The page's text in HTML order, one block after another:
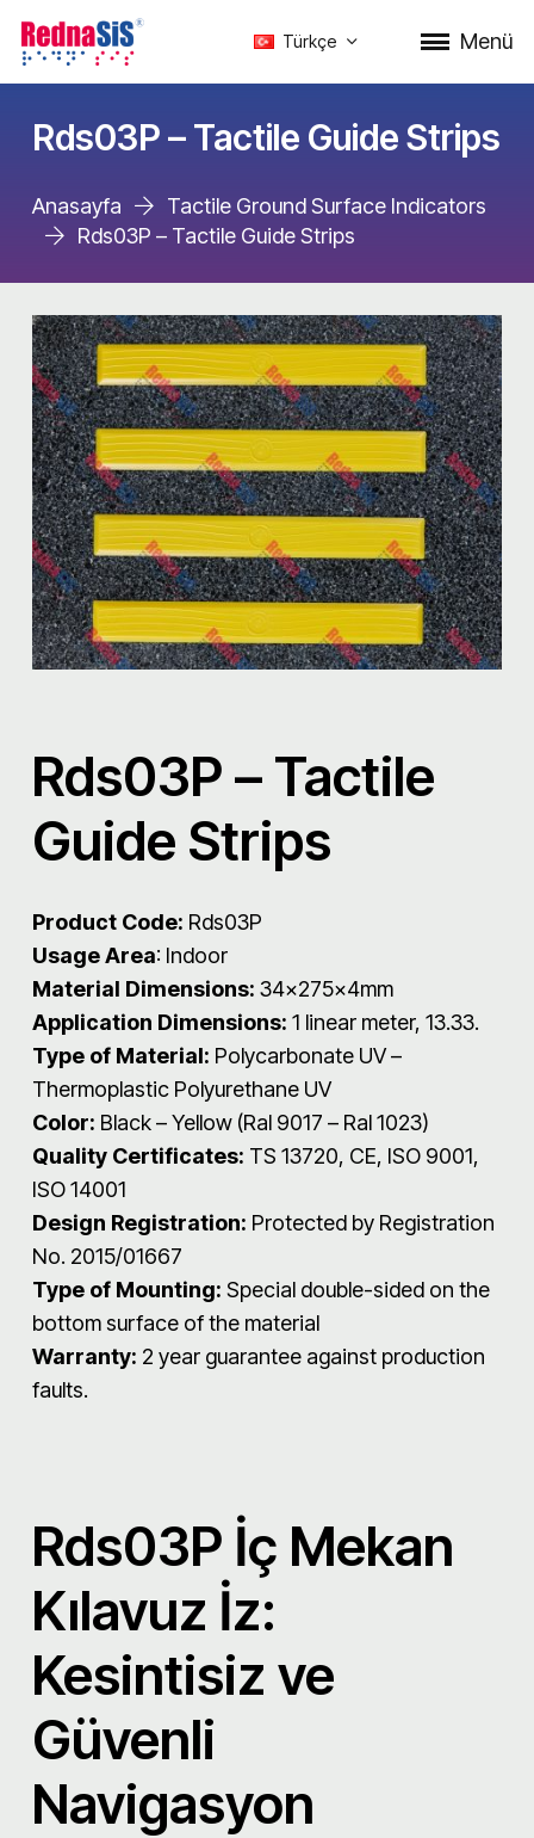
Türkçe Menü
Rds03P – Tactile Guide Strips
Anasayfa
Tactile Ground Surface Indicators
Rds03P – Tactile Guide Strips
Rds03P – Tactile
Guide Strips
Product Code: Rds03P
Usage Area: Indoor
Material Dimensions: 34x275x4mm
Application Dimensions: 1 linear meter, 13.33.
Type of Material: Polycarbonate UV –
Thermoplastic Polyurethane UV
Color: Black – Yellow (Ral 9017 – Ral 1023)
Quality Certificates: TS 13720, CE, ISO 9001,
ISO 14001
Design Registration: Protected by Registration
No. 2015/01667
Type of Mounting: Special double-sided on the
bottom surface of the material
Warranty: 2 year guarantee against production
faults.
Rds03P İç Mekan
Kılavuz İz:
Kesintisiz ve
Güvenli
Navigasyon